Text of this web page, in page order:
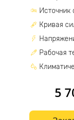
5
Источник
Кривая
Рабочая